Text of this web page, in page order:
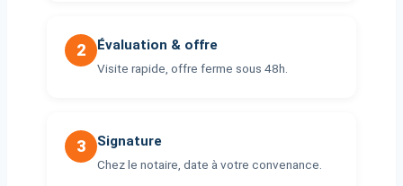
2 Évaluation & offre
Visite rapide, offre ferme sous 48h.
3 Signature
Chez le notaire, date à votre convenance.